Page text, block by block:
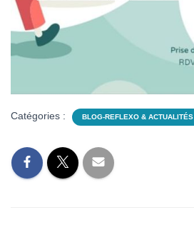
Catégories : BLOG-REFLEXO & ACTUALITÉS